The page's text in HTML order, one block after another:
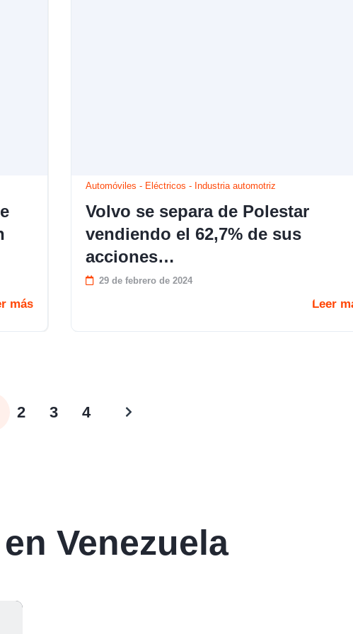
más
Automóviles - Eléctricos - Industria automotriz
Volvo se separa de Polestar
vendiendo el 62,7% de sus
acciones…
29 de febrero de 2024
Leer
2 3 4
Venezuela